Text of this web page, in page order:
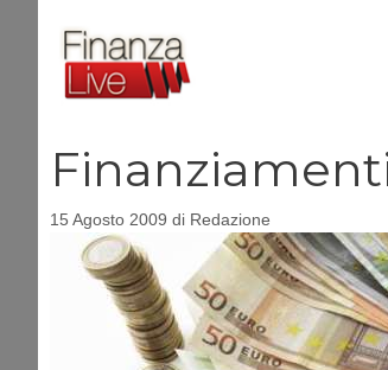
contenuto
15 Agosto 2009 di Redazione